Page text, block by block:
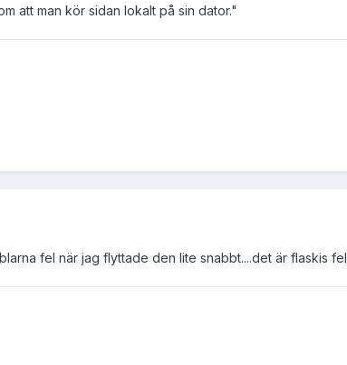
att man kör sidan lokalt på sin dator."
fel när jag flyttade den lite snabbt....det är flaskis